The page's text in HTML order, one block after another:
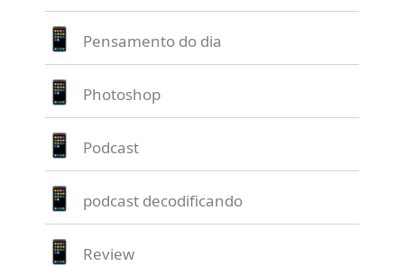
Pensamento do dia
Photoshop
Podcast
podcast decodificando
Review